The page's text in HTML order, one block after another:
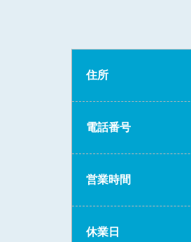
住所
電話番号
営業時間
休業日